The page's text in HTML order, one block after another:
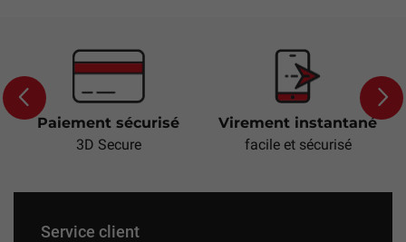
Previous
Paiement sécurisé
3D Secure
Virement instantané
facile et sécurisé
Service client